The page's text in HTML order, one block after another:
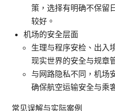
策，选择有明确不保留
较好。
机场的安全层面
生理与程序安检、出入
现实世界的安全与规章
与网路隐私不同，机场
确保航空运输安全与乘
常见误解与实际案例